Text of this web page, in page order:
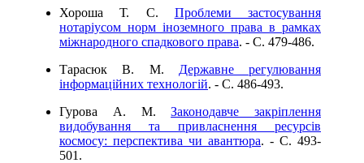
Хороша Т. С. Проблеми застосування
нотаріусом норм іноземного права в рамках
міжнародного спадкового права. - C. 479-486.
Тарасюк В. М. Державне регулювання
інформаційних технологій. - C. 486-493.
Гурова А. М.Законодавче закріплення
видобування та привласнення ресурсів
космосу: перспектива чи авантюра. - C. 493-
501.